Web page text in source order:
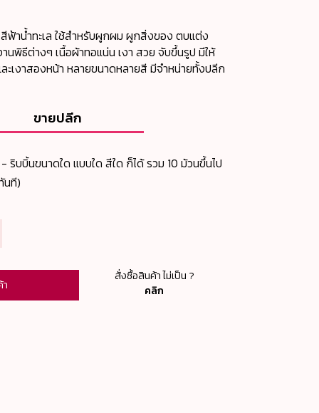
ฟ้าน้ำทะเล ใช้สำหรับผูกผม ผูกสิ่งของ ตบแต่ง
นพิธีต่างๆ เนื้อผ้าทอแน่น เงา สวย จับขึ้นรูป มีให้
ะเงาสองหน้า หลายขนาดหลายสี มีจำหน่ายทั้งปลีก
ขายปลีก
ริบบิ้นขนาดใด แบบใด สีใด ก็ได้ รวม 10 ม้วนขึ้นไป
นที)
สั่งซื้อสินค้า ไม่เป็น ?
คลิก